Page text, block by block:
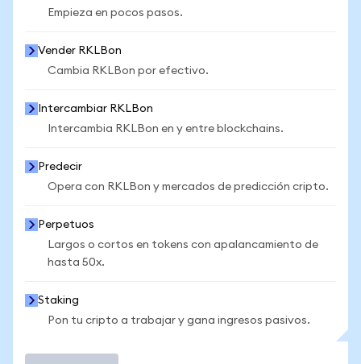
Empieza en pocos pasos.
Vender RKLBon
Cambia RKLBon por efectivo.
Intercambiar RKLBon
Intercambia RKLBon en y entre blockchains.
Predecir
Opera con RKLBon y mercados de predicción cripto.
Perpetuos
Largos o cortos en tokens con apalancamiento de
hasta 50x.
Staking
Pon tu cripto a trabajar y gana ingresos pasivos.